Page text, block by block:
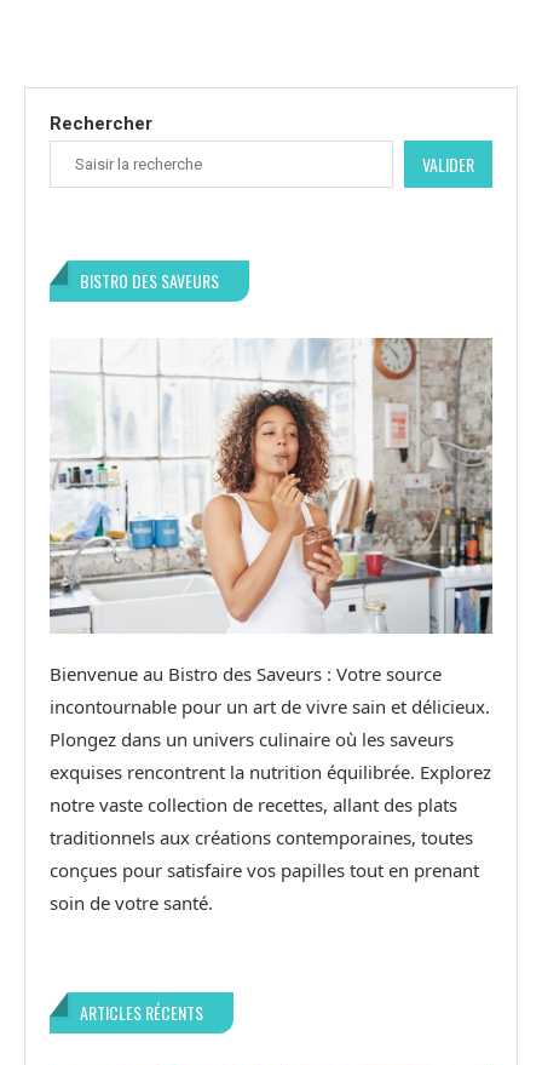
Rechercher
VALIDER
BISTRO DES SAVEURS
Bienvenue au Bistro des Saveurs : Votre source
incontournable pour un art de vivre sain et délicieux.
Plongez dans un univers culinaire où les saveurs
exquises rencontrent la nutrition équilibrée. Explorez
notre vaste collection de recettes, allant des plats
traditionnels aux créations contemporaines, toutes
conçues pour satisfaire vos papilles tout en prenant
soin de votre santé.
ARTICLES RÉCENTS